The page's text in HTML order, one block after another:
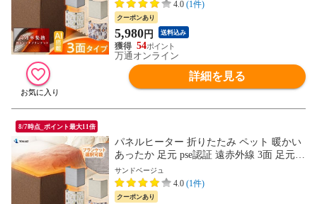
ター こたつ 省エネ 暖房器具 TOKAIZ
4.0 (1件)
クーポンあり
5,980円 送料込み
54
万通オンライン
詳細を見る
8/7時点_ポイント最大11倍
パネルヒーター 折りたたみ ペット 暖かい
あったか 足元 pse認証 遠赤外線 3面 足元ヒ
ーター デスク ヒーター 足元 暖房 オフィ
ス フットヒーター ヒーター 薄型 電気ヒー
ター こたつ 省エネ 暖房器具 TOKAIZ
サンドベージュ
4.0 (1件)
クーポンあり